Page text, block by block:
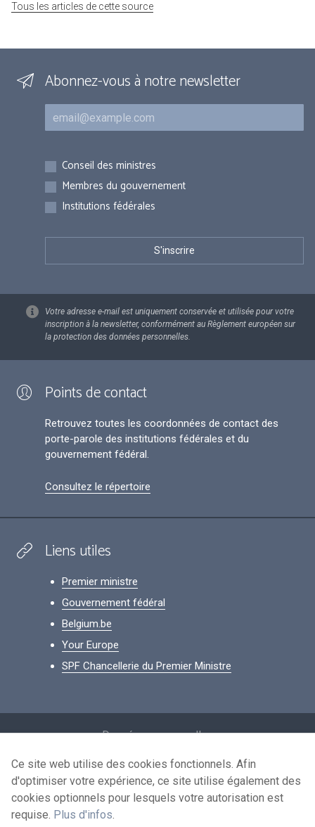
Tous les articles de cette source
Abonnez-vous à notre newsletter
Courriel
Inscriptions
Conseil des ministres
Membres du gouvernement
Institutions fédérales
Votre adresse e-mail est uniquement conservée et utilisée pour votre
inscription à la newsletter, conformément au Règlement européen sur
la protection des données personnelles.
Points de contact
Retrouvez toutes les coordonnées de contact des
porte-parole des institutions fédérales et du
gouvernement fédéral.
Consultez le répertoire
Liens utiles
Premier ministre
Gouvernement fédéral
Belgium.be
Your Europe
SPF Chancellerie du Premier Ministre
Données personnelles
Conditions de réutilisation
Contactez-nous
Ce site web utilise des cookies fonctionnels. Afin
d'optimiser votre expérience, ce site utilise également des
cookies optionnels pour lesquels votre autorisation est
requise. Plus d'infos.